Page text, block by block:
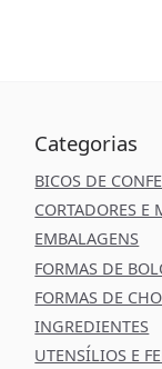
Categorias
BICOS DE
CORTADORES E
EMBALAGENS
FORMAS DE
FORMAS DE
INGREDIENTES
UTENSÍLIOS E